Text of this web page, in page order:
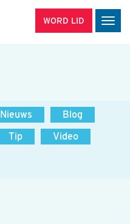
WORD LID
Nieuws
Blog
Tip
Video